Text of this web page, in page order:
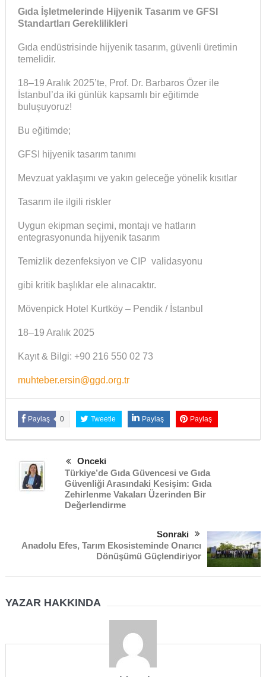
Gıda İşletmelerinde Hijyenik Tasarım ve GFSI
Standartları Gereklilikleri
Gıda endüstrisinde hijyenik tasarım, güvenli üretimin
temelidir.
18–19 Aralık 2025’te, Prof. Dr. Barbaros Özer ile
İstanbul’da iki günlük kapsamlı bir eğitimde
buluşuyoruz!
Bu eğitimde;
GFSI hijyenik tasarım tanımı
Mevzuat yaklaşımı ve yakın geleceğe yönelik kısıtlar
Tasarım ile ilgili riskler
Uygun ekipman seçimi, montajı ve hatların
entegrasyonunda hijyenik tasarım
Temizlik dezenfeksiyon ve CIP validasyonu
gibi kritik başlıklar ele alınacaktır.
Mövenpick Hotel Kurtköy – Pendik / İstanbul
18–19 Aralık 2025
Kayıt & Bilgi: +90 216 550 02 73
muhteber.ersin@ggd.org.tr
Paylaş 0 Tweetle Paylaş Paylaş
Önceki
Türkiye’de Gıda Güvencesi ve Gıda
Güvenliği Arasındaki Kesişim: Gıda
Zehirlenme Vakaları Üzerinden Bir
Değerlendirme
Sonraki
Anadolu Efes, Tarım Ekosisteminde Onarıcı
Dönüşümü Güçlendiriyor
YAZAR HAKKINDA